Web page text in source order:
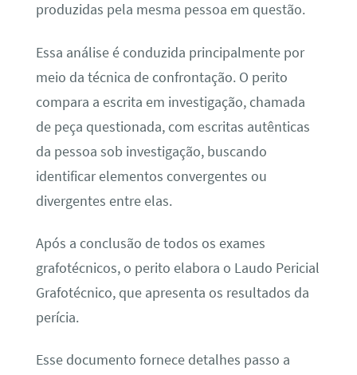
produzidas pela mesma pessoa em questão.
Essa análise é conduzida principalmente por
meio da técnica de confrontação. O perito
compara a escrita em investigação, chamada
de peça questionada, com escritas autênticas
da pessoa sob investigação, buscando
identificar elementos convergentes ou
divergentes entre elas.
Após a conclusão de todos os exames
grafotécnicos, o perito elabora o Laudo Pericial
Grafotécnico, que apresenta os resultados da
perícia.
Esse documento fornece detalhes passo a